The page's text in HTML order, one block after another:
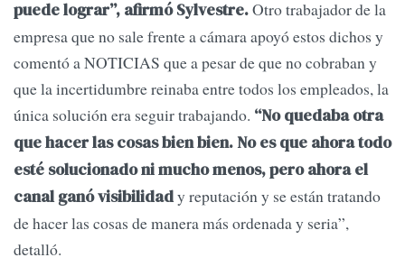
puede lograr”, afirmó Sylvestre.Otro trabajador de la
empresa que no sale frente a cámara apoyó estos dichos y
comentó a NOTICIAS que a pesar de que no cobraban y
que la incertidumbre reinaba entre todos los empleados, la
única solución era seguir trabajando. “No quedaba otra
que hacer las cosas bien bien. No es que ahora todo
esté solucionado ni mucho menos, pero ahora el
canal ganó visibilidady reputación y se están tratando
de hacer las cosas de manera más ordenada y seria”,
detalló.